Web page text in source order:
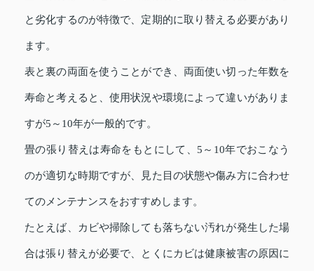
と劣化するのが特徴で、定期的に取り替える必要があり
ます。
表と裏の両面を使うことができ、両面使い切った年数を
寿命と考えると、使用状況や環境によって違いがありま
すが5～10年が一般的です。
畳の張り替えは寿命をもとにして、5～10年でおこなう
のが適切な時期ですが、見た目の状態や傷み方に合わせ
てのメンテナンスをおすすめします。
たとえば、カビや掃除しても落ちない汚れが発生した場
合は張り替えが必要で、とくにカビは健康被害の原因に